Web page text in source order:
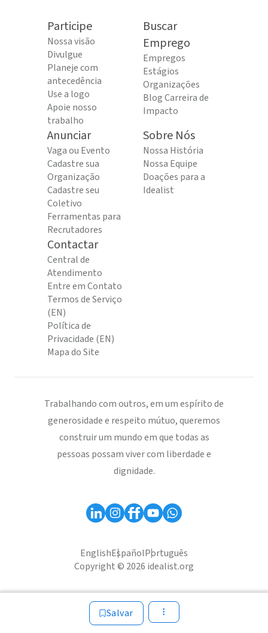
Salvar
Participe
Nossa visão
Divulgue
Planeje com
antecedência
Use a logo
Apoie nosso
trabalho
Buscar
Emprego
Empregos
Estágios
Organizações
Blog Carreira de
Impacto
Anunciar
Vaga ou Evento
Cadastre sua
Organização
Cadastre seu
Coletivo
Ferramentas para
Recrutadores
Sobre Nós
Nossa História
Nossa Equipe
Doações para a
Idealist
Contactar
Central de
Atendimento
Entre em Contato
Termos de Serviço
(EN)
Política de
Privacidade (EN)
Mapa do Site
Trabalhando com outros, em um espírito de
generosidade e respeito mútuo, queremos
construir um mundo em que todas as
pessoas possam viver com liberdade e
dignidade.
EnglishEspañolPortuguês
Copyright © 2026 idealist.org